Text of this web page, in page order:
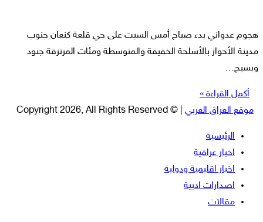
هجوم عدواني بدء صباح أمس السبت على حي قلعة كنعان جنوب
مدينة الأحواز بالأسلحة الخفيفة والمتوسطة ومئات المرتزقة جنود
وبسيج…
أكمل القراءة »
موقع العراق العربي | © Copyright 2026, All Rights Reserved
الرئيسية
اخبار عراقية
اخبار اقليمية ودولية
اصدارات ادبية
مقالات